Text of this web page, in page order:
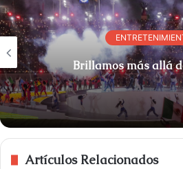
Brillamos más allá
Artículos Relacionados